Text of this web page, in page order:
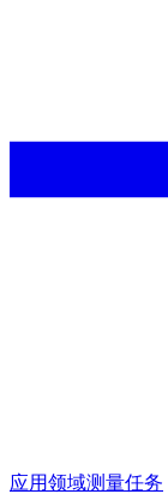
应用领域测量任务